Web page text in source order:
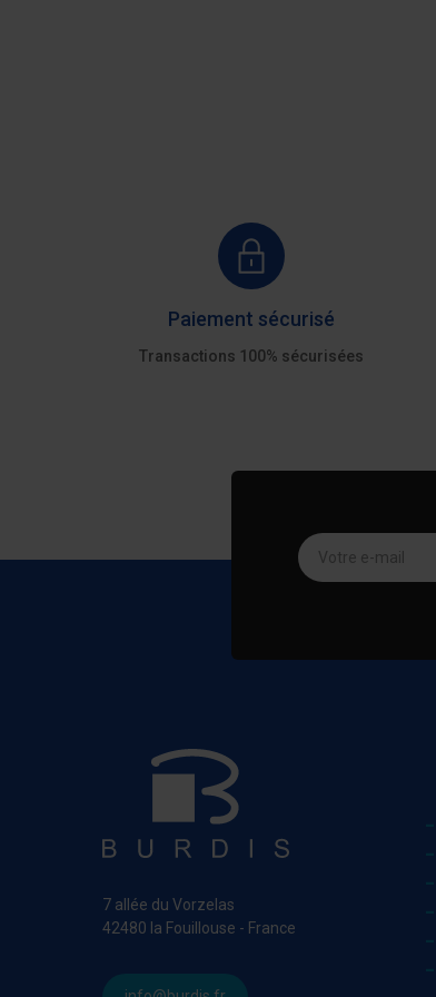
Paiement sécurisé
Transactions 100% sécurisées
Votre e-mail
7 allée du Vorzelas
42480 la Fouillouse - France